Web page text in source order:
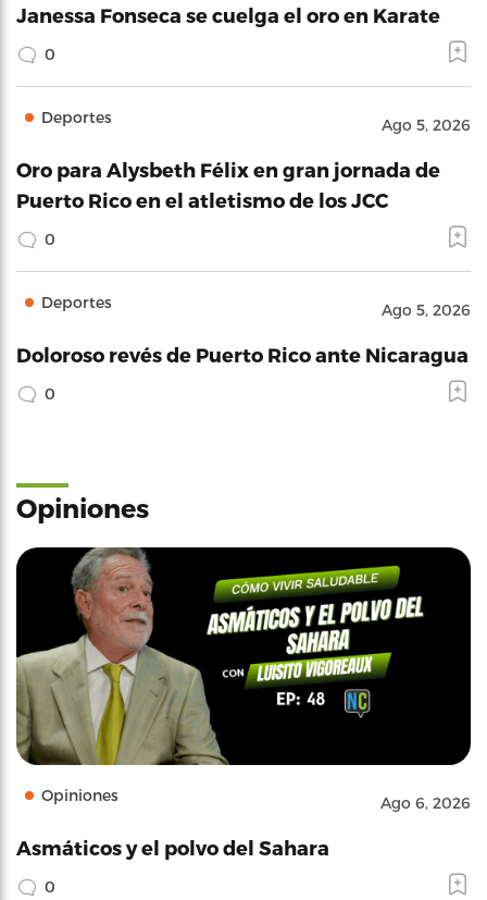
Janessa Fonseca se cuelga el oro en Karate
0
Deportes Ago 5, 2026
Oro para Alysbeth Félix en gran jornada de
Puerto Rico en el atletismo de los JCC
0
Deportes Ago 5, 2026
Doloroso revés de Puerto Rico ante Nicaragua
0
Opiniones
Opiniones Ago 6, 2026
Asmáticos y el polvo del Sahara
0